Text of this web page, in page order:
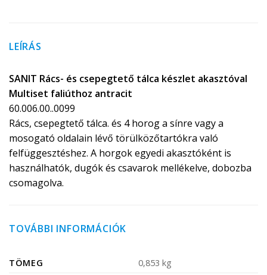
LEÍRÁS
SANIT Rács- és csepegtető tálca készlet akasztóval
Multiset faliúthoz antracit
60.006.00..0099
Rács, csepegtető tálca. és 4 horog a sínre vagy a
mosogató oldalain lévő törülközőtartókra való
felfüggesztéshez. A horgok egyedi akasztóként is
használhatók, dugók és csavarok mellékelve, dobozba
csomagolva.
TOVÁBBI INFORMÁCIÓK
TÖMEG 0,853 kg